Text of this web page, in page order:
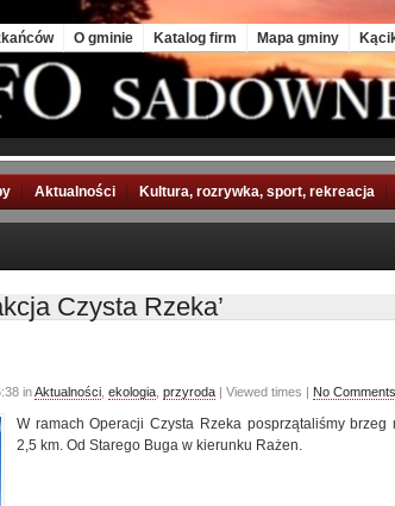
O gminie Katalog firm Mapa gminy
Aktualności Kultura, rozrywka, sport, rekreacja
Czysta Rzeka’
inAktualności ekologia przyroda | Viewed times | No Comments
W ramach Operacji Czysta Rzeka posprzątaliśmy
2,5 km. Od Starego Buga w kierunku Rażen.